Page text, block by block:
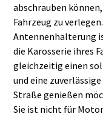
abschrauben
Fahrzeug zu
Antennenhalterung
die Karosserie ihres
gleichzeitig einen
und eine
Straße genießen
Sie ist nicht für